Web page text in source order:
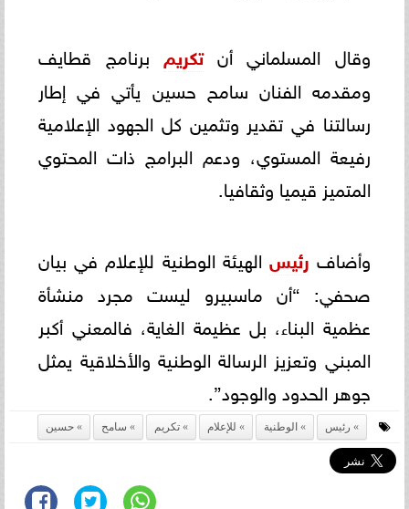
وقال المسلماني أنتكريم برنامج قطايف
ومقدمه الفنان سامح حسين يأتي في إطار
رسالتنا في تقدير وتثمين كل الجهود الإعلامية
رفيعة المستوي، ودعم البرامج ذات المحتوي
المتميز قيميا وثقافيا.
وأضاف رئيس الهيئة الوطنية للإعلام في بيان
صحفي: “أن ماسبيرو ليست مجرد منشأة
عظمية البناء، بل عظيمة الغاية، فالمعني أكبر
المبني وتعزيز الرسالة الوطنية والأخلاقية يمثل
جوهر الحدود والوجود”.
رئيس الوطنية للإعلام تكريم سامح حسين